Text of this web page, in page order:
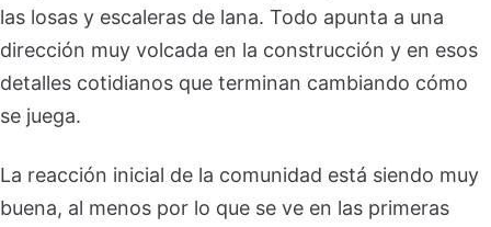
las losas y escaleras de lana. Todo apunta a una
dirección muy volcada en la construcción y en esos
detalles cotidianos que terminan cambiando cómo
se juega.
La reacción inicial de la comunidad está siendo muy
buena, al menos por lo que se ve en las primeras